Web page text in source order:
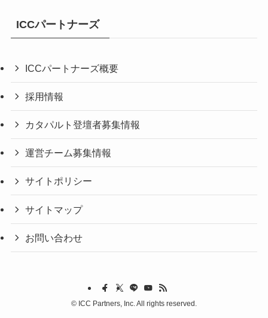
ICCパートナーズ
ICCパートナーズ概要
採用情報
カタパルト登壇者募集情報
運営チーム募集情報
サイトポリシー
サイトマップ
お問い合わせ
© ICC Partners, Inc. All rights reserved.